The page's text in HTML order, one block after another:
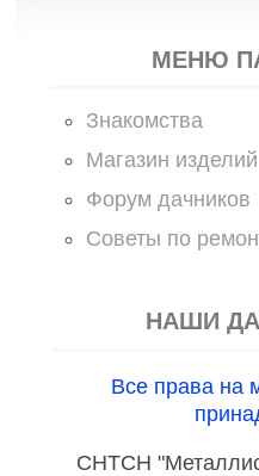
МЕНЮ
Знакомства
Магазин изделий
Форум дачников
Советы по
НАШИ
Все права на
СНТСН